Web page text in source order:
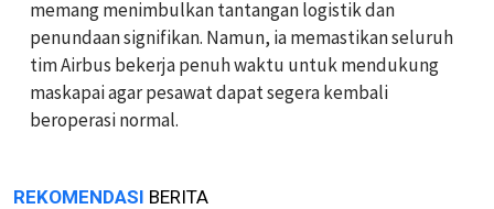
memang menimbulkan tantangan logistik dan
penundaan signifikan. Namun, ia memastikan seluruh
tim Airbus bekerja penuh waktu untuk mendukung
maskapai agar pesawat dapat segera kembali
beroperasi normal.
REKOMENDASI BERITA